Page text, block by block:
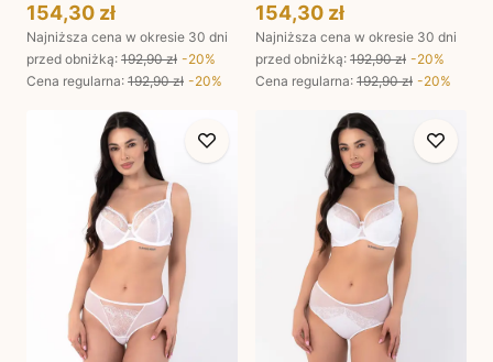
154,30 zł
Najniższa cena w okresie 30 dni
przed obniżką: 192,90 zł -20%
Cena regularna: 192,90 zł -20%
154,30 zł
Najniższa cena w okresie 30 dni
przed obniżką: 192,90 zł -20%
Cena regularna: 192,90 zł -20%